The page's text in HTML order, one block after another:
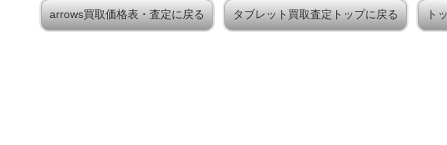
arrows買取価格表・査定に戻る タブレット買取査定トップに戻る ト